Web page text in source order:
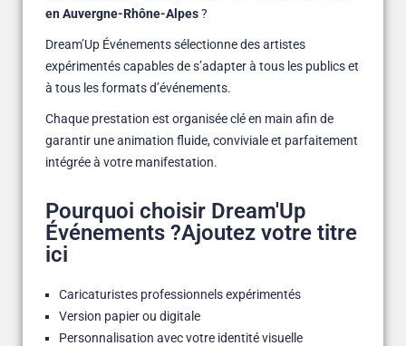
en Auvergne-Rhône-Alpes?
Dream’Up Événements sélectionne des artistes
expérimentés capables de s’adapter à tous les publics et
à tous les formats d’événements.
Chaque prestation est organisée clé en main afin de
garantir une animation fluide, conviviale et parfaitement
intégrée à votre manifestation.
Pourquoi choisir Dream'Up
Événements ?Ajoutez votre titre
ici
Caricaturistes professionnels expérimentés
Version papier ou digitale
Personnalisation avec votre identité visuelle